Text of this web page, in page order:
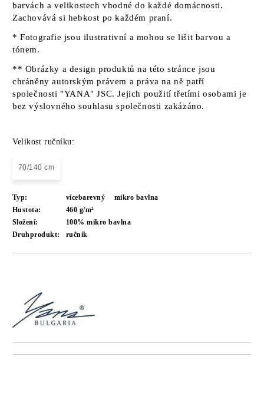
barvách a velikostech vhodné do každé domácnosti.
Zachovává si hebkost po každém praní.
* Fotografie jsou ilustrativní a mohou se lišit barvou a
tónem.
** Obrázky a design produktů na této stránce jsou
chráněny autorským právem a práva na ně patří
společnosti "YANA" JSC. Jejich použití třetími osobami je
bez výslovného souhlasu společnosti zakázáno.
Velikost ručníku:
70/140 cm
Typ: vícebarevný
mikro bavlna
Hustota:
460 g/m²
Složení:
100% mikro bavlna
Druhprodukt:
ručník